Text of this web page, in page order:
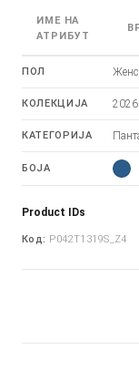
ИМЕ НА
АТРИБУТ
ПОЛ
КОЛЕКЦИЈА 2026
КАТЕГОРИЈА
БОЈА
Product IDs
Код: P042T1319S_Z4